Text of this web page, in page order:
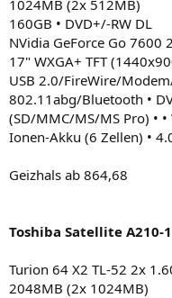
1024MB (2x 512MB)
160GB • DVD+/-RW DL
NVidia GeForce Go 7600
17" WXGA+ TFT
USB 2.0/FireWire/
802.11abg/Bluetooth •
(SD/MMC/MS/MS Pro) •
Ionen-Akku (6 Zellen) •
Geizhals ab 864,68
Toshiba Satellite A210-
Turion 64 X2 TL-52 2x
2048MB (2x 1024MB)